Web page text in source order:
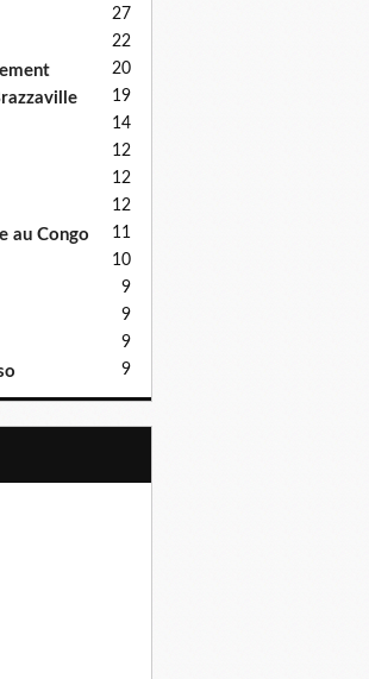
27
22
20
19
14
12
12
12
au Congo 11
10
9
9
9
9